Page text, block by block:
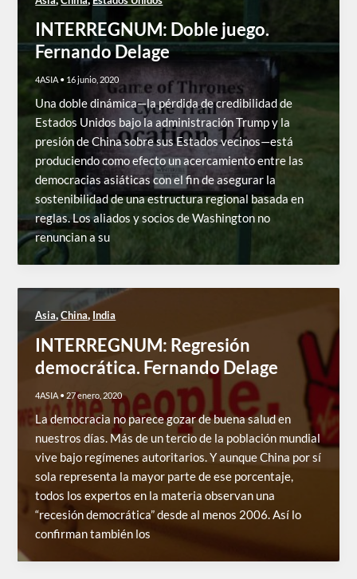
INTERREGNUM: Doble juego.
Fernando Delage
4ASIA • 16 junio, 2020
Una doble dinámica—la pérdida de credibilidad de
Estados Unidos bajo la administración Trump y la
presión de China sobre sus Estados vecinos—está
produciendo como efecto un acercamiento entre las
democracias asiáticas con el fin de asegurar la
sostenibilidad de una estructura regional basada en
reglas. Los aliados y socios de Washington no
renuncian a su
Asia,China, India
INTERREGNUM: Regresión
democrática. Fernando Delage
4ASIA • 27 enero, 2020
La democracia no parece gozar de buena salud en
nuestros días. Más de un tercio de la población mundial
vive bajo regímenes autoritarios. Y aunque China por sí
sola representa la mayor parte de ese porcentaje,
todos los expertos en la materia observan una
“recesión democrática” desde al menos 2006. Así lo
confirman también los